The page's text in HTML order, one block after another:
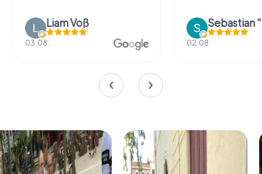
Liam Voß
03.08. 02.08.